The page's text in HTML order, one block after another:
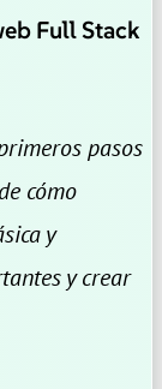
Full Stack
pasos
cómo
y
y crear